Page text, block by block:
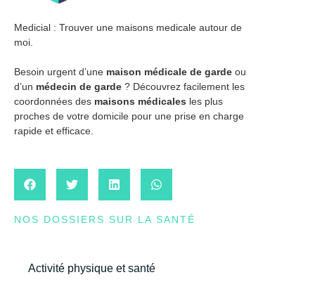
Medicial : Trouver une maisons medicale autour de
moi.
Besoin urgent d’une maison médicale de garde ou
d’un médecin de garde ? Découvrez facilement les
coordonnées des maisons médicales les plus
proches de votre domicile pour une prise en charge
rapide et efficace.
NOS DOSSIERS SUR LA SANTÉ
Activité physique et santé